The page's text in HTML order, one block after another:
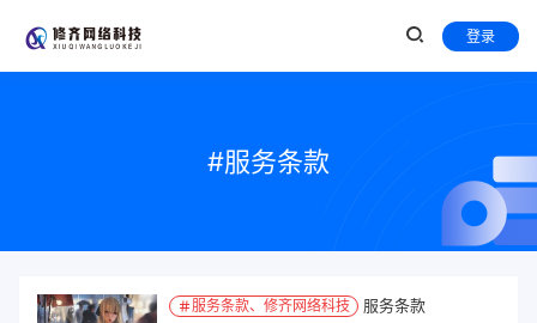
登录
#服务条款
服务条款、修齐网络科技 服务条款